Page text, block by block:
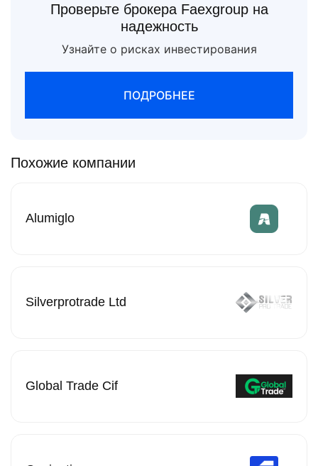
Проверьте брокера Faexgroup на
надежность
Узнайте о рисках инвестирования
ПОДРОБНЕЕ
Похожие компании
Alumiglo
Silverprotrade Ltd
Global Trade Cif